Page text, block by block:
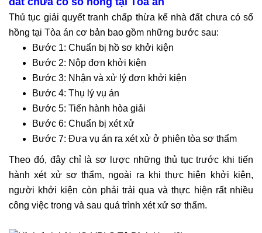
dựng
nhà
Dịch
hoàn
công
Luật
tế
Lao
động
Thủ tục giải quyết tranh chấp thừa kế nhà đất chưa có sổ
hồng tại Tòa án cơ bản bao gồm những bước sau:
Bước 1: Chuẩn bị hồ sơ khởi kiện
Bước 2: Nộp đơn khởi kiện
Bước 3: Nhận và xử lý đơn khởi kiện
Bước 4: Thụ lý vụ án
Bước 5: Tiến hành hòa giải
Bước 6: Chuẩn bị xét xử
Bước 7: Đưa vụ án ra xét xử ở phiên tòa sơ thẩm
Theo đó, đây chỉ là sơ lược những thủ tục trước khi tiến
hành xét xử sơ thẩm, ngoài ra khi thực hiện khởi kiện,
người khởi kiện còn phải trải qua và thực hiện rất nhiều
công việc trong và sau quá trình xét xử sơ thẩm.